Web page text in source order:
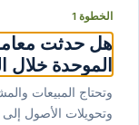
الخطوة 1
هل حدثت
الموحدة خلال
وتحتاج المبيعات
وتحويلات الأصول إلى